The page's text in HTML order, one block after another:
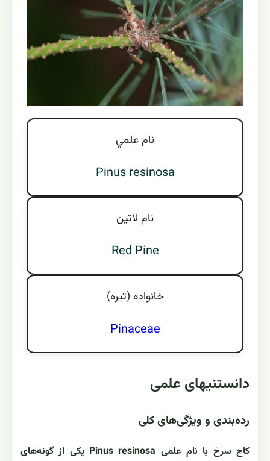
نام علمي
Pinus resinosa
نام لاتين
Red Pine
خانواده (تيره)
Pinaceae
دانستنیهای علمی
رده‌بندی و ویژگی‌های کلی
کاج سرخ با نام علمی Pinus resinosa یکی از گونه‌های